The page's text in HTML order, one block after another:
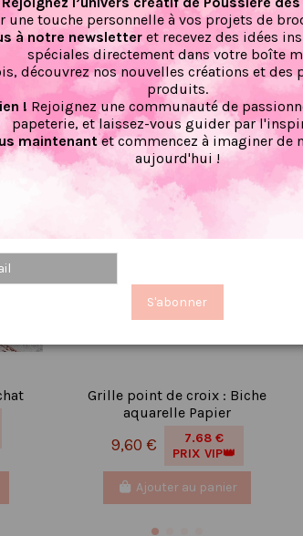
Il n'y a pas encore d'avis pour ce produit.
Grille point de croix : Biche
aquarelle Papier
9,60 €
7.68 €
PRIX VIP👑
Ajouter au panier
une touche personnelle à vos projets de
à notre newsletteret recevez des idées
spéciales directement dans votre boîte
découvrez nos nouvelles créations et des
produits.
! Rejoignez une communauté de
papeterie, et laissez-vous guider par
maintenantet commencez à imaginer de
aujourd'hui !
S'abonner